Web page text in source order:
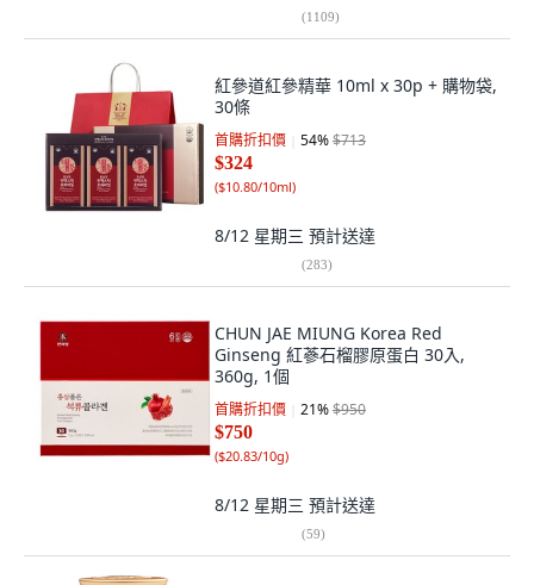
(1109)
紅參道紅參精華 10ml x 30p + 購物袋,
30條
首購折扣價 54%$713
$324
($10.80/10ml)
8/12 星期三 預計送達
(283)
CHUN JAE MIUNG Korea Red
Ginseng 紅蔘石榴膠原蛋白 30入,
360g, 1個
首購折扣價 21%$950
$750
($20.83/10g)
8/12 星期三 預計送達
(59)